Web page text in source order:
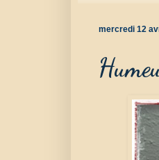
mercredi 12